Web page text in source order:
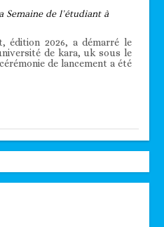
de l’étudiant à
édition 2026, a démarré le
de kara, uk sous le
de lancement a été